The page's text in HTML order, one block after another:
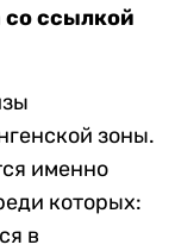
со ссылкой
зоны.
именно
которых:
в